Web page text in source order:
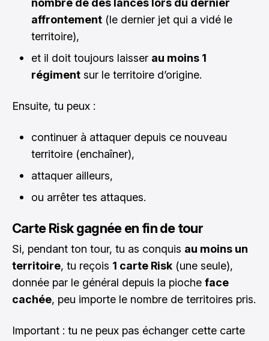
nombre de dés lancés lors du dernier
affrontement (le dernier jet qui a vidé le
territoire),
et il doit toujours laisser au moins 1
régiment sur le territoire d’origine.
Ensuite, tu peux :
continuer à attaquer depuis ce nouveau
territoire (enchaîner),
attaquer ailleurs,
ou arrêter tes attaques.
Carte Risk gagnée en fin de tour
Si, pendant ton tour, tu as conquis au moins un
territoire, tu reçois 1 carte Risk (une seule),
donnée par le général depuis la pioche face
cachée, peu importe le nombre de territoires pris.
Important : tu ne peux pas échanger cette carte